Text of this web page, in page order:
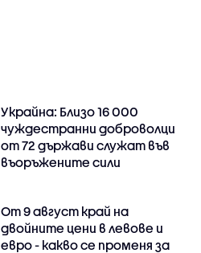
Украйна: Близо 16 000
чуждестранни доброволци
от 72 държави служат във
въоръжените сили
От 9 август край на
двойните цени в левове и
евро - какво се променя за